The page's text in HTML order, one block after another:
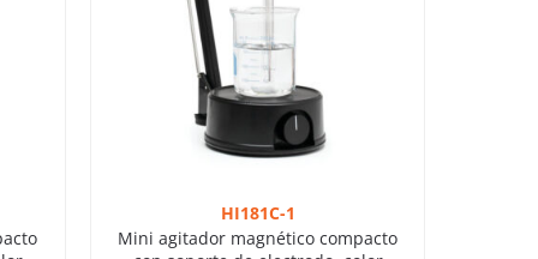
HI181C-1
Mini agitador magnético compacto